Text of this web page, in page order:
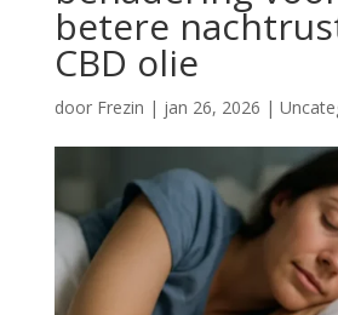
betere
CBD olie
door Frezin | jan 26, 2026 |